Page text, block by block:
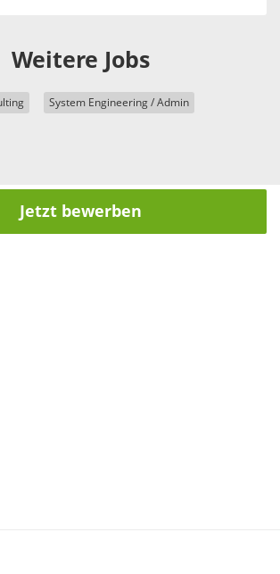
Weitere Jobs
System Engineering / Admin
Jetzt bewerben